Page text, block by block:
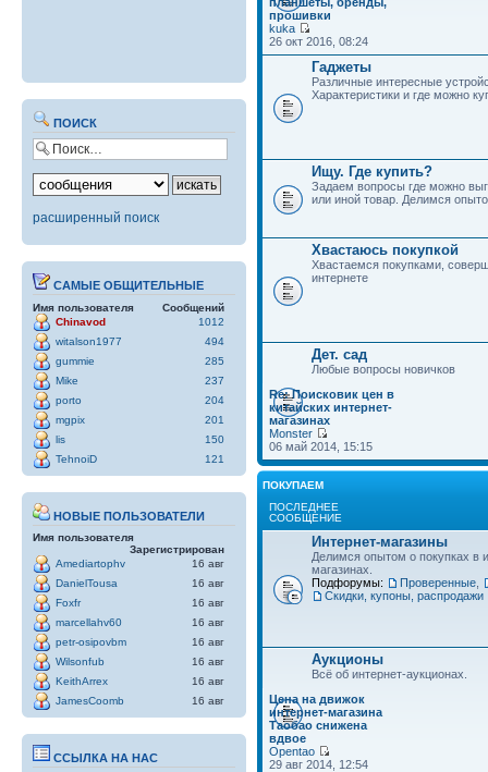
ПОИСК
расширенный поиск
САМЫЕ ОБЩИТЕЛЬНЫЕ
Имя пользователя
Сообщений
Chinavod
1012
witalson1977
494
gummie
285
Mike
237
porto
204
mgpix
201
lis
150
TehnoiD
121
НОВЫЕ ПОЛЬЗОВАТЕЛИ
Имя пользователя
Зарегистрирован
Amediartophv
16 авг
DanielTousa
16 авг
Foxfr
16 авг
marcellahv60
16 авг
petr-osipovbm
16 авг
Wilsonfub
16 авг
KeithArrex
16 авг
JamesCoomb
16 авг
ССЫЛКА НА НАС
прошивки
kuka
26 окт 2016, 08:24
Гаджеты
Различные интересные
Характеристики и где можно
Ищу. Где купить?
Задаем вопросы где можно
или иной товар. Делимся
Хвастаюсь покупкой
Хвастаемся покупками,
интернете
Дет. сад
Любые вопросы новичков
Re: Поисковик цен в
китайских интернет-
магазинах
Monster
06 май 2014, 15:15
ПОКУПАЕМ
ПОСЛЕДНЕЕ
СООБЩЕНИЕ
Интернет-магазины
Делимся опытом о покупках в
магазинах.
Подфорумы:
Проверенные
Скидки, купоны, распродажи
Аукционы
Всё об интернет-аукционах.
Цена на движок
интернет-магазина
Таобао снижена
вдвое
Opentao
29 авг 2014, 12:54